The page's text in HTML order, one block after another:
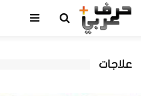
علاجات